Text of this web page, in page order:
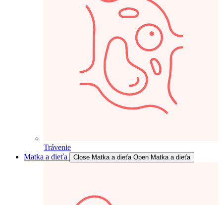
Trávenie
Matka a dieťa
Close Matka a dieťa Open Matka a dieťa